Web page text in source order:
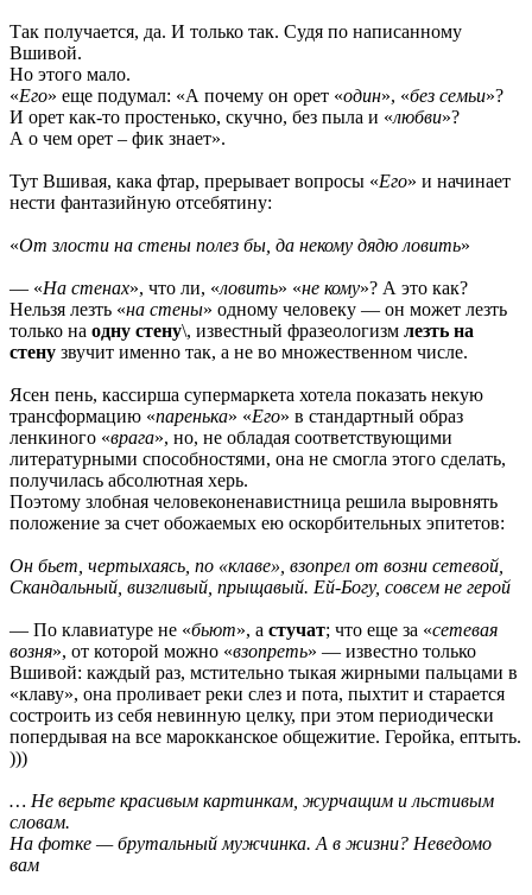
Так получается, да. И только так. Судя по написанному
Вшивой.
Но этого мало.
«Его» еще подумал: «А почему он орет «один», «без семьи»?
И орет как-то простенько, скучно, без пыла и «любви»?
А о чем орет – фик знает».
Тут Вшивая, кака фтар, прерывает вопросы «Его» и начинает
нести фантазийную отсебятину:
«От злости на стены полез бы, да некому дядю ловить»
— «На стенах», что ли, «ловить» «не кому»? А это как?
Нельзя лезть «на стены» одному человеку — он может лезть
только на одну стену\, известный фразеологизм лезть на
стену звучит именно так, а не во множественном числе.
Ясен пень, кассирша супермаркета хотела показать некую
трансформацию «паренька» «Его» в стандартный образ
ленкиного «врага», но, не обладая соответствующими
литературными способностями, она не смогла этого сделать,
получилась абсолютная херь.
Поэтому злобная человеконенавистница решила выровнять
положение за счет обожаемых ею оскорбительных эпитетов:
Он бьет, чертыхаясь, по «клаве», взопрел от возни сетевой,
Скандальный, визгливый, прыщавый. Ей-Богу, совсем не герой
— По клавиатуре не «бьют», а стучат; что еще за «сетевая
возня», от которой можно «взопреть» — известно только
Вшивой: каждый раз, мстительно тыкая жирными пальцами в
«клаву», она проливает реки слез и пота, пыхтит и старается
состроить из себя невинную целку, при этом периодически
попердывая на все марокканское общежитие. Геройка, ептыть.
)))
… Не верьте красивым картинкам, журчащим и льстивым
словам.
На фотке — брутальный мужчинка. А в жизни? Неведомо
вам